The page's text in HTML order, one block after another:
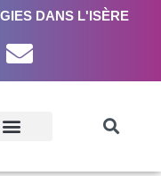
DANS L'ISÈRE